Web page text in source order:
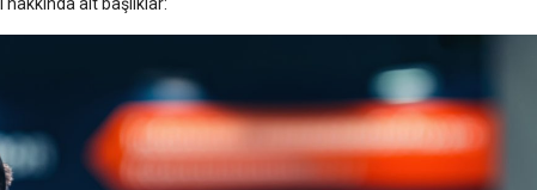
hakkında alt başlıklar: